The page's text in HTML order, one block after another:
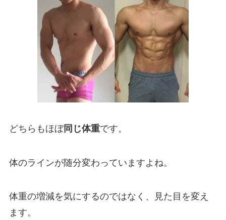
どちらもほぼ同じ体重です。
体のラインが随分変わっていますよね。
体重の増減を気にするのではなく、見た目を変え
ます。